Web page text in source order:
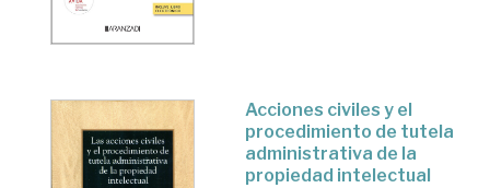
Acciones civiles y el
procedimiento de tutela
administrativa de la
propiedad intelectual